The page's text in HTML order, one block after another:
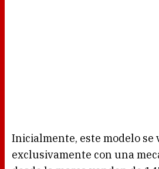
Inicialmente, este modelo se
exclusivamente con una